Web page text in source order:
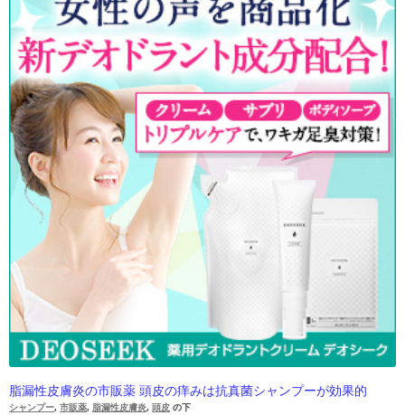
脂漏性皮膚炎の市販薬 頭皮の痒みは抗真菌シャンプーが効果的
シャンプー, 市販薬, 脂漏性皮膚炎, 頭皮 の下